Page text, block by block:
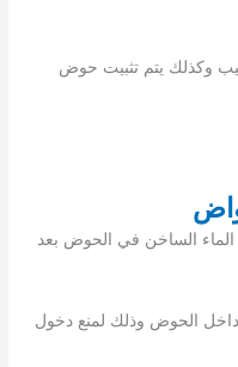
وكذلك يتم تثبيت حوض
الساخن في الحوض بعد
الحوض وذلك لمنع دخول